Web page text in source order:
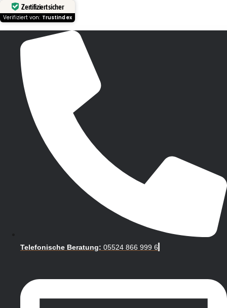
Zertifiziert sicher
Verifiziert von: Trustindex
Telefonische Beratung: 05524 866 999 6